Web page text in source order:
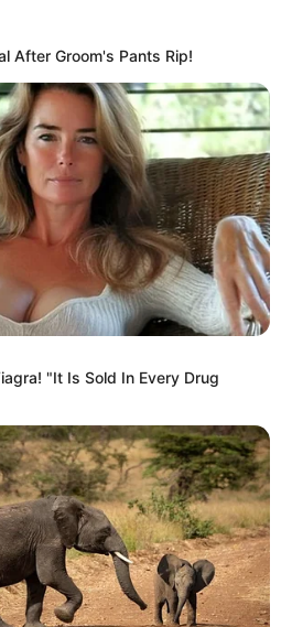
Müritz und an der mit dem
am Schorssower Schloss
Badestrand mit Badesteg am
von Schorssow, unweit des heute
genutzten gleichnamigen
in Mecklenburg-
von unseren
wurden:
(in Augsburg ein Feiertag):
After Groom's Pants Rip!
"It Is Sold In Every Drug